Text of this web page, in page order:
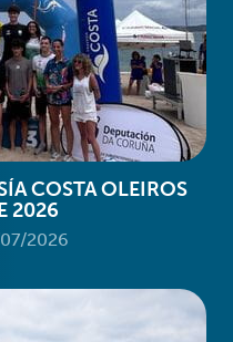
COSTA OLEIROS
2026
2026